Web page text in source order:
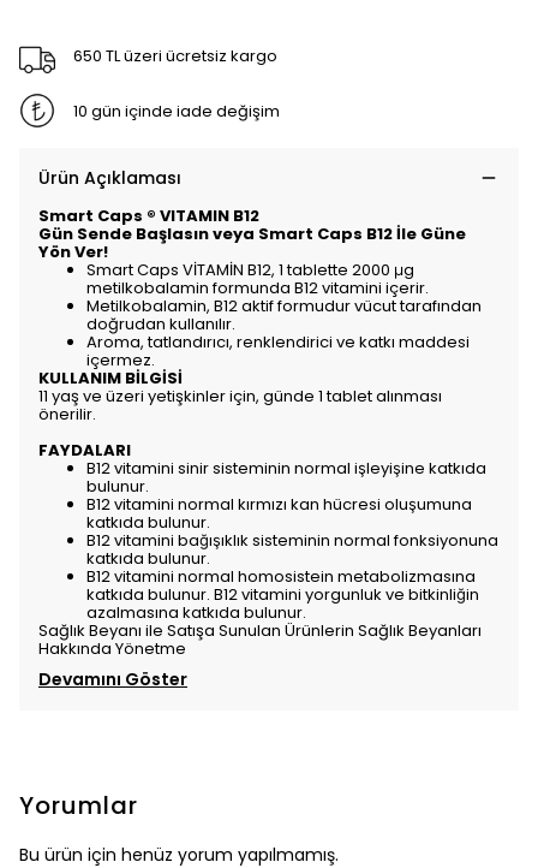
650 TL üzeri ücretsiz kargo
10 gün içinde iade değişim
Ürün Açıklaması
Smart Caps ® VITAMIN B12
Gün Sende Başlasın veya Smart Caps B12 İle Güne
Yön Ver!
Smart Caps VİTAMİN B12, 1 tablette 2000 μg
metilkobalamin formunda B12 vitamini içerir.
Metilkobalamin, B12 aktif formudur vücut tarafından
doğrudan kullanılır.
Aroma, tatlandırıcı, renklendirici ve katkı maddesi
içermez.
KULLANIM BİLGİSİ
11 yaş ve üzeri yetişkinler için, günde 1 tablet alınması
önerilir.
FAYDALARI
B12 vitamini sinir sisteminin normal işleyişine katkıda
bulunur.
B12 vitamini normal kırmızı kan hücresi oluşumuna
katkıda bulunur.
B12 vitamini bağışıklık sisteminin normal fonksiyonuna
katkıda bulunur.
B12 vitamini normal homosistein metabolizmasına
katkıda bulunur. B12 vitamini yorgunluk ve bitkinliğin
azalmasına katkıda bulunur.
Sağlık Beyanı ile Satışa Sunulan Ürünlerin Sağlık Beyanları
Hakkında Yönetme
Devamını Göster
Yorumlar
Bu ürün için henüz yorum yapılmamış.